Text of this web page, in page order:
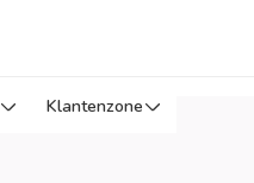
Klantenzone